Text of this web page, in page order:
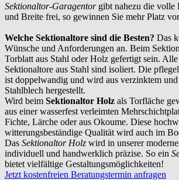
Sektionaltor-Garagentorgibt nahezu die volle
und Breite frei, so gewinnen Sie mehr Platz
Welche Sektionaltore sind die Besten? Das
Wünsche und Anforderungen an. Beim
Torblatt aus Stahl oder Holz gefertigt sein.
Sektionaltore aus Stahl sind isoliert. Die
ist doppelwandig und wird aus verzinktem
Stahlblech hergestellt.
Wird beim Sektionaltor Holz als Torfläche
aus einer wasserfest verleimten
Fichte, Lärche oder aus Okoume. Diese
witterungsbeständige Qualität wird auch im
Das Sektionaltor Holz wird in unserer
individuell und handwerklich präzise. So ein
bietet vielfältige Gestaltungsmöglichkeiten!
Jetzt kostenfreien Beratungstermin anfragen